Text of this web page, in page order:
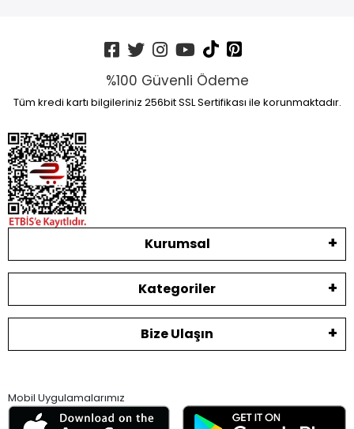
%100 Güvenli Ödeme
Tüm kredi kartı bilgileriniz 256bit SSL Sertifikası ile korunmaktadır.
Kurumsal
Kategoriler
Bize Ulaşın
Mobil Uygulamalarımız